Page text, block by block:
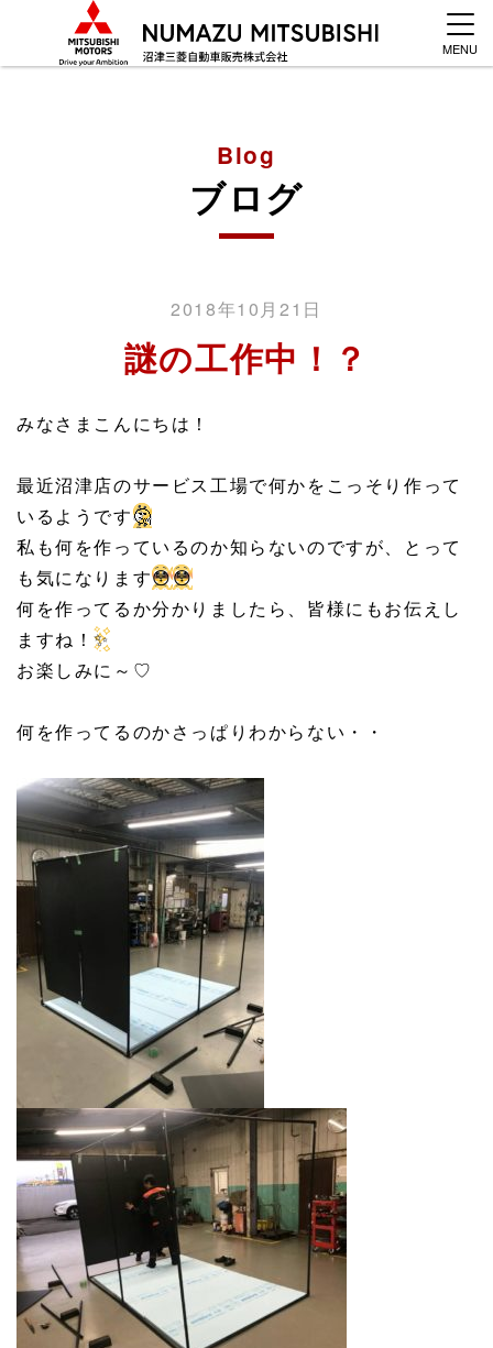
MENU
Blog
ブログ
2018年10月21日
謎の工作中！？
みなさまこんにちは！
最近沼津店のサービス工場で何かをこっそり作って
いるようです🤔
私も何を作っているのか知らないのですが、とって
も気になります😳😳
何を作ってるか分かりましたら、皆様にもお伝えし
ますね！✨
お楽しみに～♡
何を作ってるのかさっぱりわからない・・